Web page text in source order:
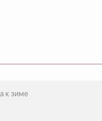
к зиме